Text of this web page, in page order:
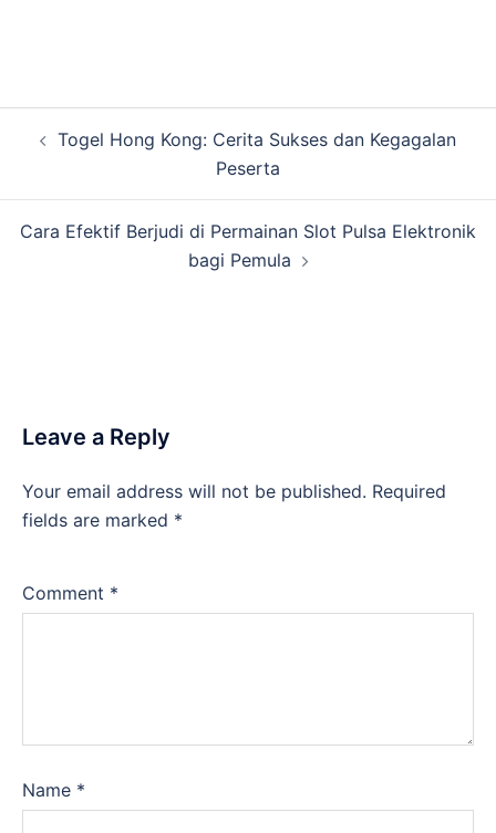
navigation
Togel Hong Kong: Cerita Sukses dan Kegagalan
Peserta
Cara Efektif Berjudi di Permainan Slot Pulsa Elektronik
bagi Pemula
Leave a Reply
Your email address will not be published. Required
fields are marked *
Comment *
Name *